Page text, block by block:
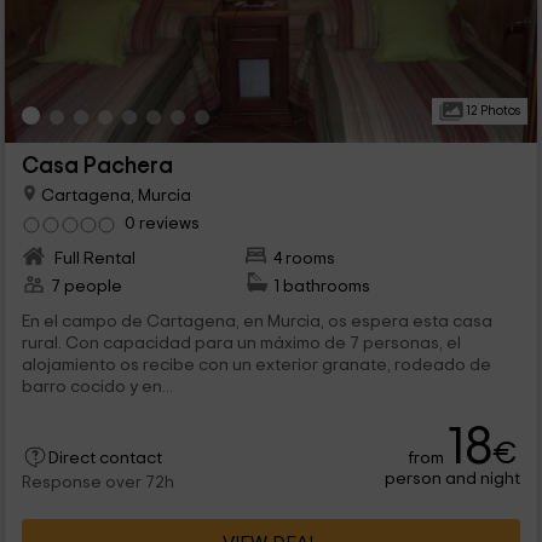
12 Photos
Casa Pachera
Cartagena, Murcia
0 reviews
Full Rental
4 rooms
7 people
1 bathrooms
En el campo de Cartagena, en Murcia, os espera esta casa
rural. Con capacidad para un máximo de 7 personas, el
alojamiento os recibe con un exterior granate, rodeado de
barro cocido y en...
Direct contact
Response over 72h
from 18€
person and night